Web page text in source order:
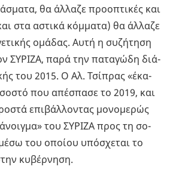
θα άλ­λα­ζε προ­ο­πτι­κές και
στα αστι­κά κόμ­μα­τα) θα άλ­λα­ζε
ομά­δας. Αυτή η συ­ζή­τη­ση
ΣΥ­ΡΙ­ΖΑ, παρά την πα­τα­γώ­δη διά­
του 2015. Ο Αλ. Τσί­πρας «έκα­
που απέ­σπα­σε το 2019, και
επι­βάλ­λο­ντας μο­νο­με­ρώς
του ΣΥ­ΡΙ­ΖΑ προς τη σο­
του οποί­ου υπό­σχε­ται το
κυ­βέρ­νη­ση.